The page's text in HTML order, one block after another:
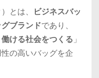
とは、
ビジネスバッ
ブランドであり、
ける社会をつくる 」
の高いバッグを企